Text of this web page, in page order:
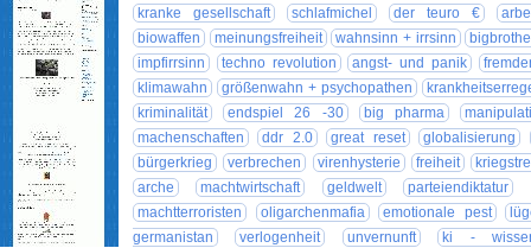
kranke gesellschaft
schlafmichel der teuro €
biowaffen
meinungsfreiheit wahnsinn + irrsinn
impfirrsinn
techno revolution angst- und panik
klimawahn
größenwahn + psychopathen
kriminalität
endspiel 26 -30 big pharma
machenschaften
ddr 2.0 great reset
globalisierung
bürgerkrieg
verbrechen virenhysterie freiheit
arche
machtwirtschaft geldwelt
parteiendiktatur
machtterroristen
oligarchenmafia emotionale pest
germanistan
verlogenheit unvernunft ki -